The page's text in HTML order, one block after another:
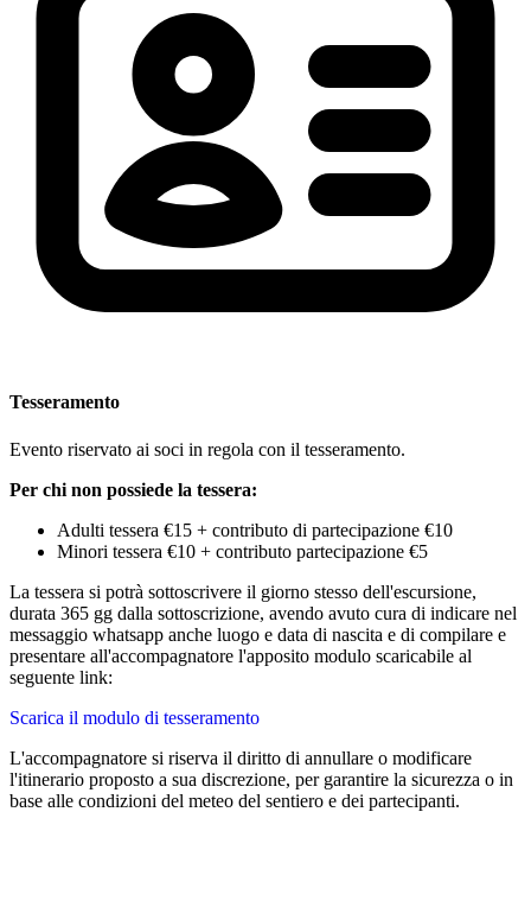
Tesseramento
Evento riservato ai soci in regola con il tesseramento.
Per chi non possiede la tessera:
Adulti tessera €15 + contributo di partecipazione €10
Minori tessera €10 + contributo partecipazione €5
La tessera si potrà sottoscrivere il giorno stesso dell'escursione,
durata 365 gg dalla sottoscrizione, avendo avuto cura di indicare nel
messaggio whatsapp anche luogo e data di nascita e di compilare e
presentare all'accompagnatore l'apposito modulo scaricabile al
seguente link:
Scarica il modulo di tesseramento
L'accompagnatore si riserva il diritto di annullare o modificare
l'itinerario proposto a sua discrezione, per garantire la sicurezza o in
base alle condizioni del meteo del sentiero e dei partecipanti.